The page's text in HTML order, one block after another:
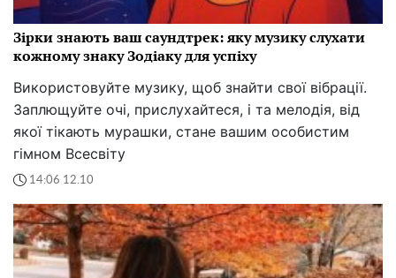
Зірки знають ваш саундтрек: яку музику слухати
кожному знаку Зодіаку для успіху
Використовуйте музику, щоб знайти свої вібрації.
Заплющуйте очі, прислухайтеся, і та мелодія, від
якої тікають мурашки, стане вашим особистим
гімном Всесвіту
14:06 12.10